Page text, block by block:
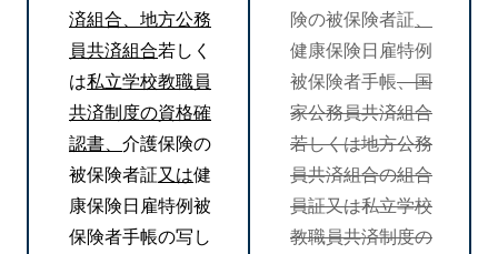
済組合、地方公務
員共済組合若しく
は私立学校教職員
共済制度の資格確
認書、 介護保険の
被保険者証又は健
康保険日雇特例被
保険者手帳の写し
険の被保険者証
健康保険日雇特例
被保険者手帳、国
家公務員共済組合
若しくは地方公務
員共済組合の組合
員証又は私立学校
教職員共済制度の